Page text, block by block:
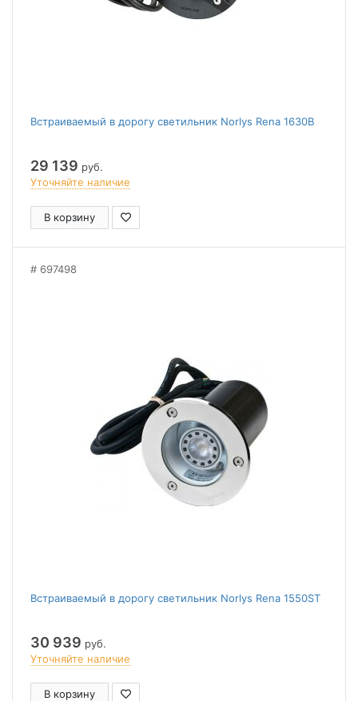
Встраиваемый в дорогу светильник Norlys Rena 1630B
29 139 руб.
Уточняйте наличие
В корзину
697498
Встраиваемый в дорогу светильник Norlys Rena 1550ST
30 939 руб.
Уточняйте наличие
В корзину